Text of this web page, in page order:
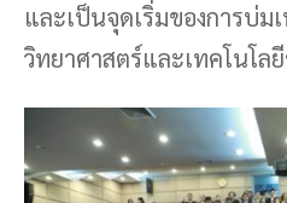
และเป็นจุดเริ่มของการบ่ม
วิทยาศาสตร์และเทคโนโล